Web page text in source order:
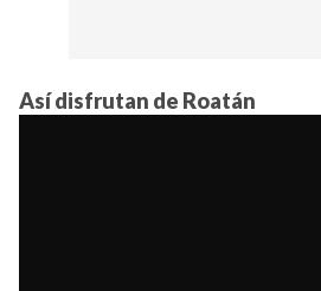
Así disfrutan de Roatán